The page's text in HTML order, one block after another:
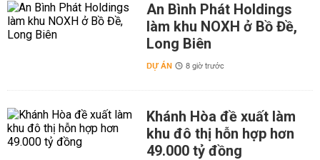
An Bình Phát Holdings
làm khu NOXH ở Bồ Đề,
Long Biên
DỰ ÁN 8 giờ trước
Khánh Hòa đề xuất làm
khu đô thị hỗn hợp hơn
49.000 tỷ đồng